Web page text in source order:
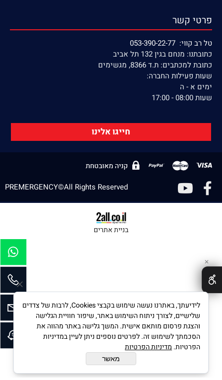
פרטי קשר
טל רב קווי: 053-390-22-77
כתובתנו: מנחם בגין 132 תל אביב
כתובת למכתבים: ת.ד 8366, מגשימים
שעות פעילות החברה:
ימים א - ה
שעות 08:00 - 17:00
חייגו אלינו
PREMERGENCY©All Rights Reserved
בניית אתרים
✕
לידיעתך, באתרנו נעשה שימוש בקבצי Cookies, לרבות של צדדים
שלישיים, לצורך ניתוח השימוש באתר, שיפור חוויית הגלישה
והצגת פרסום מותאם אישית. המשך גלישה באתר מהווה את
הסכמתך לשימוש זה. לפרטים נוספים ניתן לעיין במדיניות
הפרטיות. מדיניות הפרטיות
מאשר